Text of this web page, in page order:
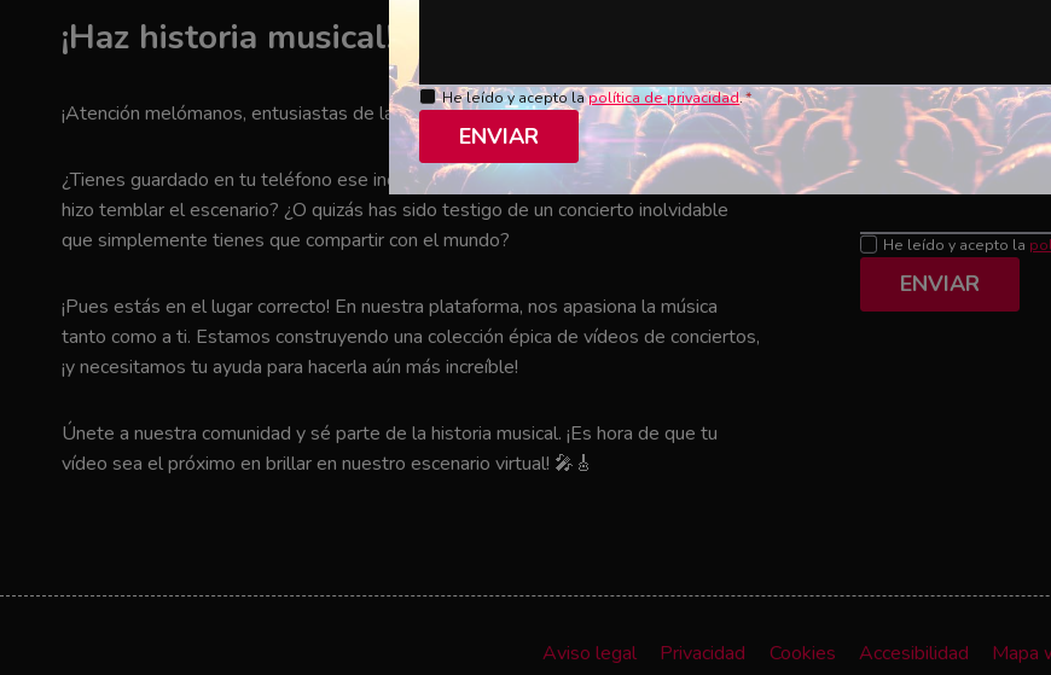
¡Haz historia musical! ¡Envía tu vídeo ahora!
¡Atención melómanos, entusiastas de la música y amantes de los conciertos en vivo!
¿Tienes guardado en tu teléfono ese increíble momento en el que tu artista favorito
hizo temblar el escenario? ¿O quizás has sido testigo de un concierto inolvidable
que simplemente tienes que compartir con el mundo?
¡Pues estás en el lugar correcto! En nuestra plataforma, nos apasiona la música
tanto como a ti. Estamos construyendo una colección épica de vídeos de conciertos,
¡y necesitamos tu ayuda para hacerla aún más increíble!
Únete a nuestra comunidad y sé parte de la historia musical. ¡Es hora de que tu
vídeo sea el próximo en brillar en nuestro escenario virtual! 🎤🎸
Mensaje
He leído y acepto la
ENVIAR
Aviso legal Privacidad Cookies Accesibilidad Mapa
He leído y acepto lapolítica de privacidad.*
ENVIAR